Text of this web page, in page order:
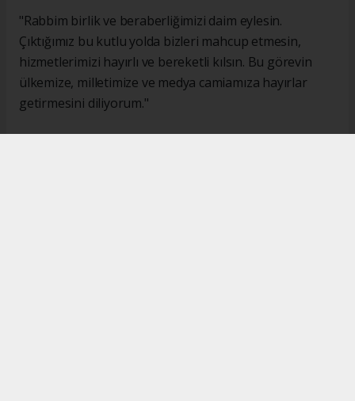
"Rabbim birlik ve beraberliğimizi daim eylesin.
Çıktığımız bu kutlu yolda bizleri mahcup etmesin,
hizmetlerimizi hayırlı ve bereketli kılsın. Bu görevin
ülkemize, milletimize ve medya camiamıza hayırlar
getirmesini diliyorum."